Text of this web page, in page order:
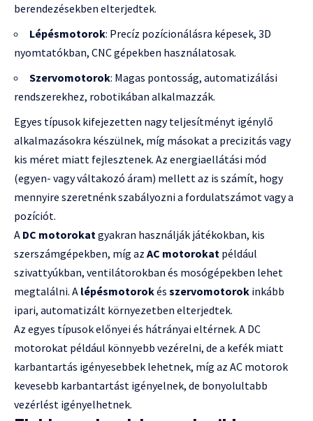
berendezésekben elterjedtek.
Lépésmotorok: Precíz pozícionálásra képesek, 3D
nyomtatókban, CNC gépekben használatosak.
Szervomotorok: Magas pontosság, automatizálási
rendszerekhez, robotikában alkalmazzák.
Egyes típusok kifejezetten nagy teljesítményt igénylő
alkalmazásokra készülnek, míg másokat a precizitás vagy
kis méret miatt fejlesztenek. Az energiaellátási mód
(egyen- vagy váltakozó áram) mellett az is számít, hogy
mennyire szeretnénk szabályozni a fordulatszámot vagy a
pozíciót.
A DC motorokatgyakran használják játékokban, kis
szerszámgépekben, míg az AC motorokat például
szivattyúkban, ventilátorokban és mosógépekben lehet
megtalálni. A lépésmotorokés szervomotorok inkább
ipari, automatizált környezetben elterjedtek.
Az egyes típusok előnyei és hátrányai eltérnek. A DC
motorokat például könnyebb vezérelni, de a kefék miatt
karbantartás igényesebbek lehetnek, míg az AC motorok
kevesebb karbantartást igényelnek, de bonyolultabb
vezérlést igényelhetnek.